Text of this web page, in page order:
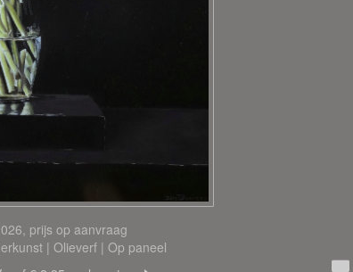
prijs op aanvraag
| Olieverf | Op paneel